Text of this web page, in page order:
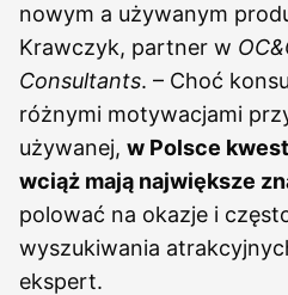
nowym a używanym
Krawczyk, partner w
Consultants. – Choć
różnymi motywacjami
używanej, w Polsce
wciąż mają największe
polować na okazje i
wyszukiwania
ekspert.